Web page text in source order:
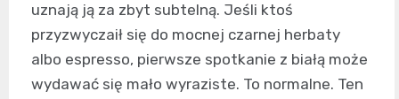
uznają ją za zbyt subtelną. Jeśli ktoś
przyzwyczaił się do mocnej czarnej herbaty
albo espresso, pierwsze spotkanie z białą może
wydawać się mało wyraziste. To normalne. Ten